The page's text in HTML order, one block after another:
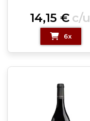
14,15 € c/u
6x